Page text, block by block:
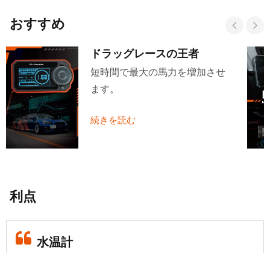
おすすめ
ドラッグレースの王者
短時間で最大の馬力を増加させ
ます。
続きを読む
利点
水温計